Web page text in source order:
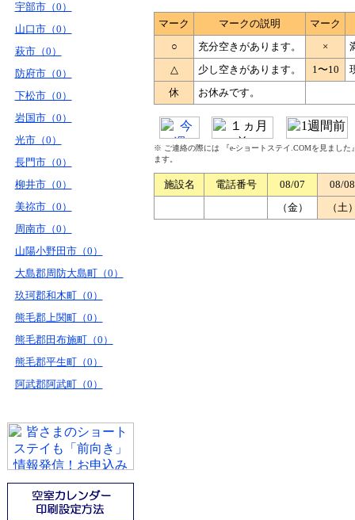
宇部市（0）
山口市（0）
萩市（0）
防府市（0）
下松市（0）
岩国市（0）
光市（0）
長門市（0）
柳井市（0）
美祢市（0）
周南市（0）
山陽小野田市（0）
大島郡周防大島町（0）
玖珂郡和木町（0）
熊毛郡上関町（0）
熊毛郡田布施町（0）
熊毛郡平生町（0）
阿武郡阿武町（0）
マーク マークの説明
マーク
○
充分空きがあります。 ×
△
少し空きがあります。 1〜10
休
お休みです。
※ ご連絡の際には 『e-ショートステイ.COMを見まし
ます。
施設名 電話番号 08/07
08/08
（金）
（土